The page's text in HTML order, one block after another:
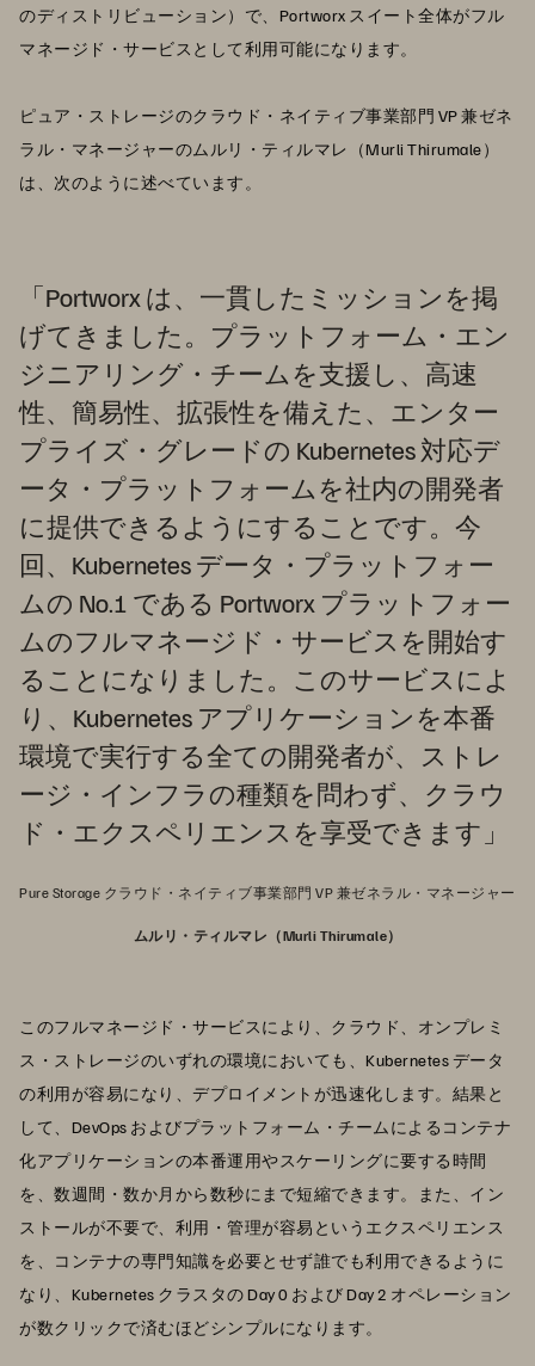
のディストリビューション）で、Portworx スイート全体がフル
マネージド・サービスとして利用可能になります。
ピュア・ストレージのクラウド・ネイティブ事業部門 VP 兼ゼネ
ラル・マネージャーのムルリ・ティルマレ（Murli Thirumale）
は、次のように述べています。
「Portworx は、一貫したミッションを掲
げてきました。プラットフォーム・エン
ジニアリング・チームを支援し、高速
性、簡易性、拡張性を備えた、エンター
プライズ・グレードの Kubernetes 対応デ
ータ・プラットフォームを社内の開発者
に提供できるようにすることです。今
回、Kubernetes データ・プラットフォー
ムの No.1 である Portworx プラットフォー
ムのフルマネージド・サービスを開始す
ることになりました。このサービスによ
り、Kubernetes アプリケーションを本番
環境で実行する全ての開発者が、ストレ
ージ・インフラの種類を問わず、クラウ
ド・エクスペリエンスを享受できます」
Pure Storage クラウド・ネイティブ事業部門 VP 兼ゼネラル・マネージャー
ムルリ・ティルマレ（Murli Thirumale）
このフルマネージド・サービスにより、クラウド、オンプレミ
ス・ストレージのいずれの環境においても、Kubernetes データ
の利用が容易になり、デプロイメントが迅速化します。結果と
して、DevOps およびプラットフォーム・チームによるコンテナ
化アプリケーションの本番運用やスケーリングに要する時間
を、数週間・数か月から数秒にまで短縮できます。また、イン
ストールが不要で、利用・管理が容易というエクスペリエンス
を、コンテナの専門知識を必要とせず誰でも利用できるように
なり、Kubernetes クラスタの Day 0 および Day 2 オペレーション
が数クリックで済むほどシンプルになります。